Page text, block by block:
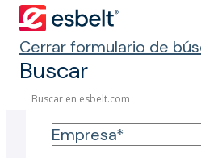
Cerrar formulario de
Buscar
País*
Ciudad*
Empresa*